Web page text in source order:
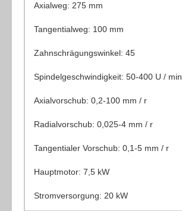
Axialweg: 275 mm
Tangentialweg: 100 mm
Zahnschrägungswinkel: 45
Spindelgeschwindigkeit: 50-400 U / min
Axialvorschub: 0,2-100 mm / r
Radialvorschub: 0,025-4 mm / r
Tangentialer Vorschub: 0,1-5 mm / r
Hauptmotor: 7,5 kW
Stromversorgung: 20 kW